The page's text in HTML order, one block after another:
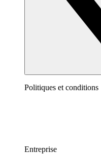
Politiques et conditions
Entreprise